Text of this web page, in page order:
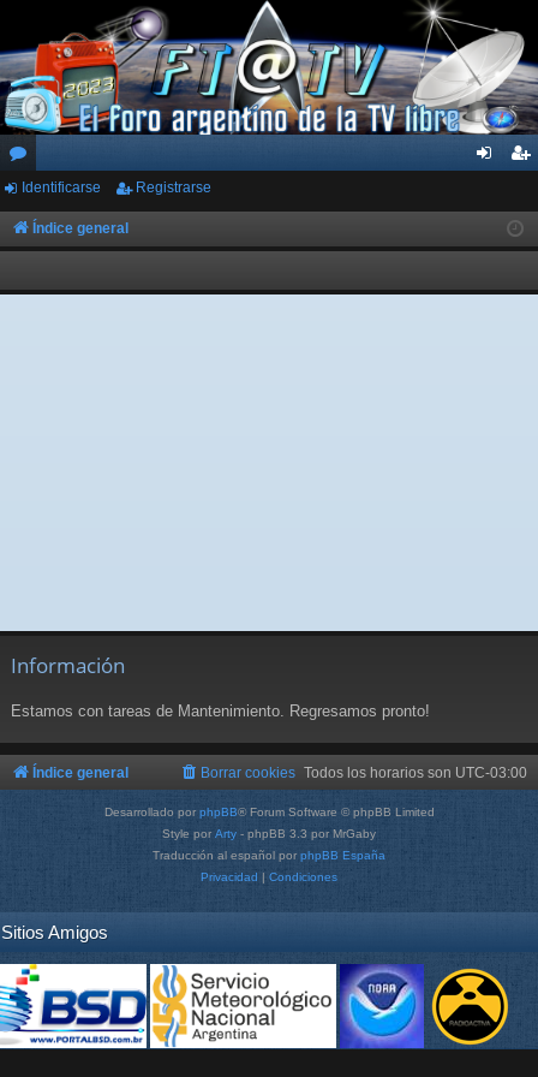
or
os
ar
ist
rs
Identificarse Registrarse
Índice general
Información
Estamos con tareas de Mantenimiento. Regresamos pronto!
Índice general Todos los horarios son UTC-03:00
Borrar cookies
Desarrollado por phpBB® Forum Software © phpBB Limited
Style por Arty - phpBB 3.3 por MrGaby
Traducción al español por phpBB España
Privacidad | Condiciones
Sitios Amigos